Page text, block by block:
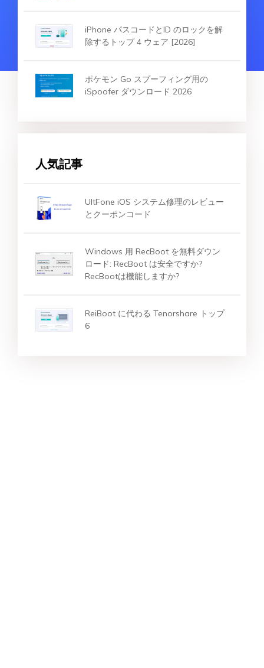
iPhone パスコードとID のロックを解
除するトップ 4 ウェア [2026]
ポケモン Go スプーフィング用の
iSpoofer ダウンロード 2026
人気記事
UltFone iOS システム修理のレビュー
とクーポンコード
Windows 用 RecBoot を無料ダウン
ロード: RecBoot は安全ですか?
RecBootは機能しますか?
ReiBoot に代わる Tenorshare トップ
6